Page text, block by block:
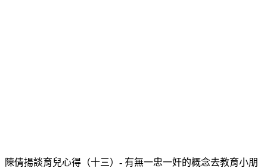
陳倩揚談育兒心得（十三）- 有無一忠一奸的概念去教育小朋